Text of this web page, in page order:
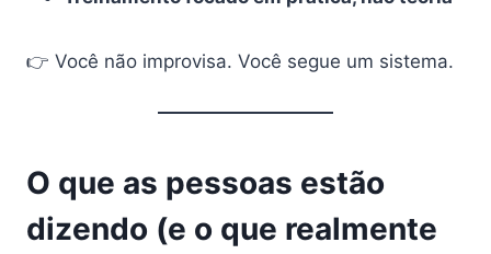
👉 Você não improvisa. Você segue um sistema.
O que as pessoas estão
dizendo (e o que realmente